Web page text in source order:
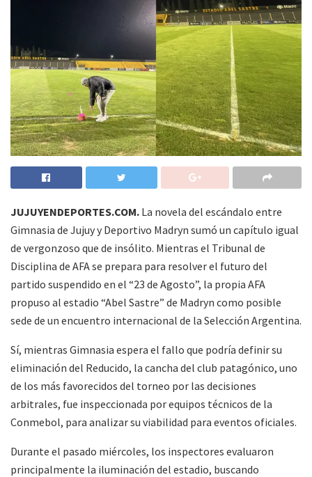
JUJUYENDEPORTES.COM. La novela del escándalo entre
Gimnasia de Jujuy y Deportivo Madryn sumó un capítulo igual
de vergonzoso que de insólito. Mientras el Tribunal de
Disciplina de AFA se prepara para resolver el futuro del
partido suspendido en el “23 de Agosto”, la propia AFA
propuso al estadio “Abel Sastre” de Madryn como posible
sede de un encuentro internacional de la Selección Argentina.
Sí, mientras Gimnasia espera el fallo que podría definir su
eliminación del Reducido, la cancha del club patagónico, uno
de los más favorecidos del torneo por las decisiones
arbitrales, fue inspeccionada por equipos técnicos de la
Conmebol, para analizar su viabilidad para eventos oficiales.
Durante el pasado miércoles, los inspectores evaluaron
principalmente la iluminación del estadio, buscando